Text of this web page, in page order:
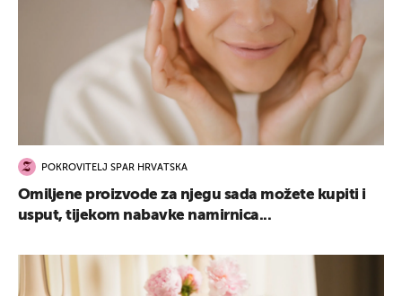
POKROVITELJ SPAR HRVATSKA
Omiljene proizvode za njegu sada možete kupiti i
usput, tijekom nabavke namirnica...